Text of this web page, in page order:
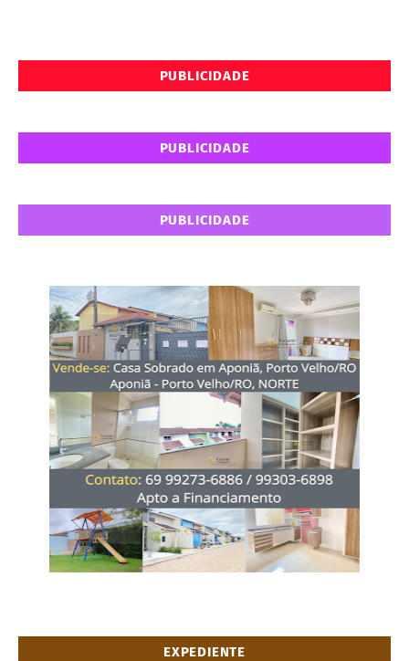
PUBLICIDADE
PUBLICIDADE
PUBLICIDADE
EXPEDIENTE